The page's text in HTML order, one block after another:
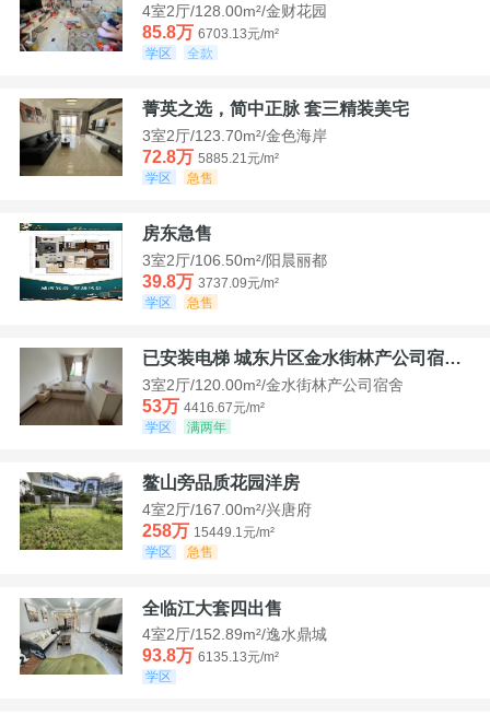
4室2厅/128.00m²/金财花园
85.8万 6703.13元/m²
学区
全款
菁英之选，简中正脉 套三精装美宅
3室2厅/123.70m²/金色海岸
72.8万 5885.21元/m²
学区
急售
房东急售
3室2厅/106.50m²/阳晨丽都
39.8万 3737.09元/m²
学区
急售
已安装电梯 城东片区金水街林产公司宿舍套三可看江景
3室2厅/120.00m²/金水街林产公司宿舍
53万 4416.67元/m²
学区
满两年
鳌山旁品质花园洋房
4室2厅/167.00m²/兴唐府
258万 15449.1元/m²
学区
急售
全临江大套四出售
4室2厅/152.89m²/逸水鼎城
93.8万 6135.13元/m²
学区